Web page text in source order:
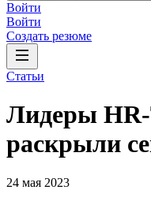
Войти
Войти
Создать резюме
Статьи
Лидеры HR-
раскрыли
24 мая 2023